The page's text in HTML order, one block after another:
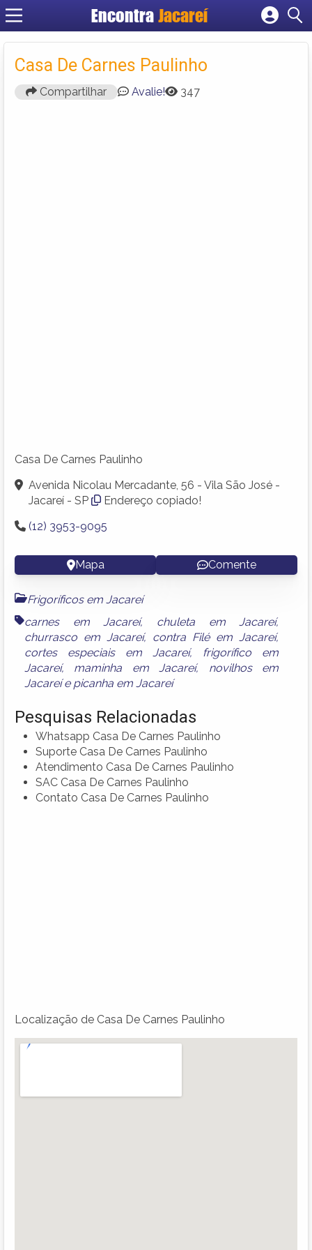
Encontra Jacareí
Cadastrar empresa
Criar conta
Casa De Carnes Paulinho
Compartilhar Avalie! 347
Casa De Carnes Paulinho
Avenida Nicolau Mercadante, 56 - Vila São José -
Jacareí - SP
Endereço copiado!
(12) 3953-9095
Mapa Comente
Frigoríficos em Jacareí
carnes em Jacareí, chuleta em Jacareí,
churrasco em Jacareí, contra Filé em Jacareí,
cortes especiais em Jacareí, frigorífico em
Jacareí, maminha em Jacareí, novilhos em
Jacareíe picanha em Jacareí
Pesquisas Relacionadas
Whatsapp Casa De Carnes Paulinho
Suporte Casa De Carnes Paulinho
Atendimento Casa De Carnes Paulinho
SAC Casa De Carnes Paulinho
Contato Casa De Carnes Paulinho
Localização de Casa De Carnes Paulinho